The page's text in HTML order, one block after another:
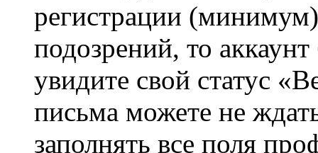
регистрации
подозрений, то
увидите свой статус
письма можете не
заполнять все поля